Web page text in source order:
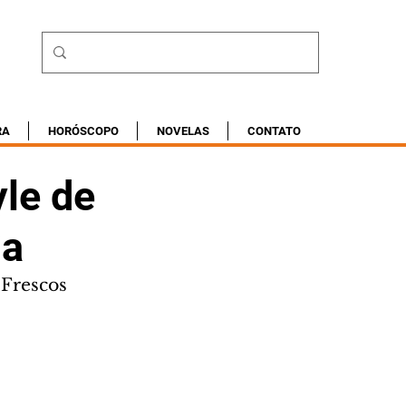
HORÓSCOPO NOVELAS CONTATO
de